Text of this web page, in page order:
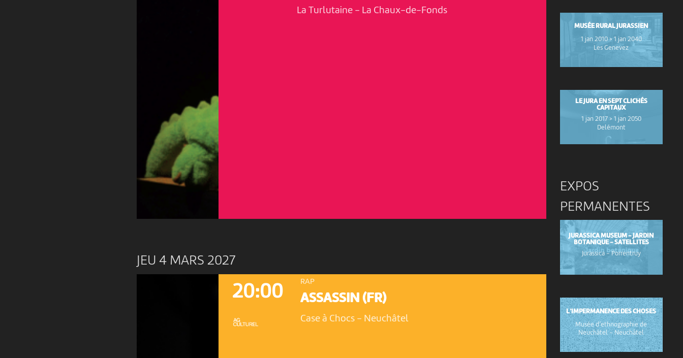
La Turlutaine - La Chaux-de-Fonds
JEU 4 MARS 2027
20:00 RAP
ASSASSIN (FR)
Case à Chocs - Neuchâtel
MUSÉE RURAL JURASSIEN
1 jan 2010 > 1 jan 2040
Les Genevez
LE JURA EN SEPT CLICHÉS
CAPITAUX
1 jan 2017 > 1 jan 2050
Delémont
EXPOS
PERMANENTES
JURASSICA MUSEUM - JARDIN
BOTANIQUE - SATELLITES
Jurassica -Porrentruy
L’IMPERMANENCE DES CHOSES
Musée d’ethnographie de
Neuchâtel-Neuchâtel